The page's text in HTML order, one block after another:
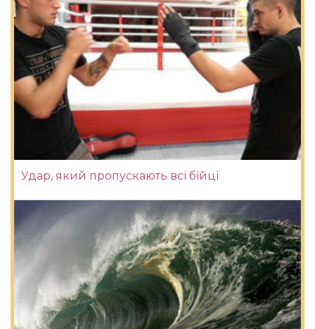
Удар, який пропускають всі бійці